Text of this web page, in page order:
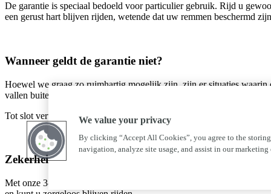
De garantie is speciaal bedoeld voor particulier gebruik. Rijd u
een gerust hart blijven rijden, wetende dat uw remmen beschermd
Wanneer geldt de garantie niet?
Hoewel we graag zo ruimhartig mogelijk zijn, zijn er situaties waarin
vallen buiten de regeling. Daarnaast geldt de garantie niet voor
Tot slot vervalt de garantie wanneer er sprake is van verkeerd
Zekerheid waar u op kunt vertrouwen
Met onze 3‑jarige garantie op remmen kiest u voor zekerheid,
We value your privacy
By clicking “Accept All Cookies”, you agree to the
navigation, analyze site usage, and assist in our marketing